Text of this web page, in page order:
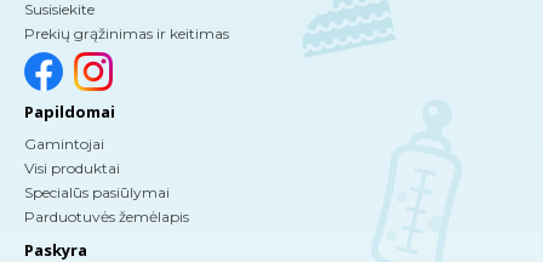
Susisiekite
Prekių grąžinimas ir keitimas
Papildomai
Gamintojai
Visi produktai
Specialūs pasiūlymai
Parduotuvės žemėlapis
Paskyra